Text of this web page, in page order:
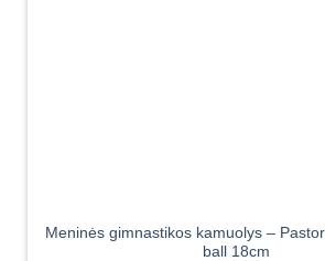
Meninės gimnastikos kamuolys –
ball 18cm